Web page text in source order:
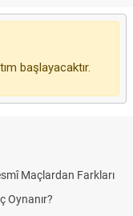
başlayacaktır.
Maçlardan Farkları
Oynanır?